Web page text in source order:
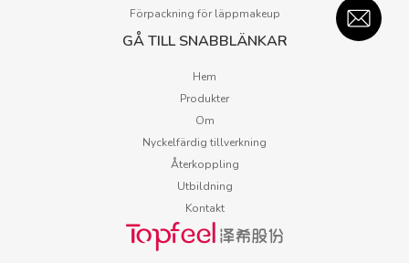
Förpackning för läppmakeup
GÅ TILL SNABBLÄNKAR
Hem
Produkter
Om
Nyckelfärdig tillverkning
Återkoppling
Utbildning
Kontakt